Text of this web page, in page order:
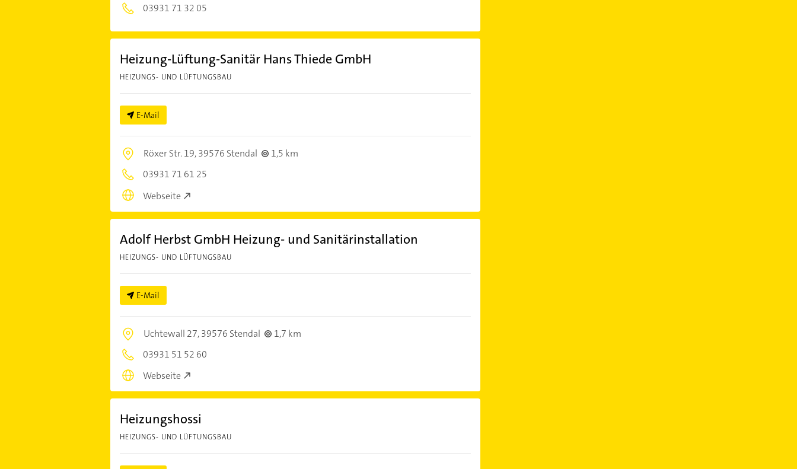
03931 71 32 05
Heizung-Lüftung-Sanitär Hans Thiede GmbH
HEIZUNGS- UND LÜFTUNGSBAU
E-Mail
Röxer Str. 19,39576 Stendal
1,5 km
03931 71 61 25
Webseite
Adolf Herbst GmbH Heizung- und Sanitärinstallation
HEIZUNGS- UND LÜFTUNGSBAU
E-Mail
Uchtewall 27,39576 Stendal
1,7 km
03931 51 52 60
Webseite
Heizungshossi
HEIZUNGS- UND LÜFTUNGSBAU